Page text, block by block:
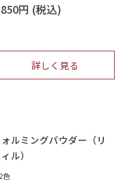
円
詳しく見る
ルミングパウダー（リ
ル）
色